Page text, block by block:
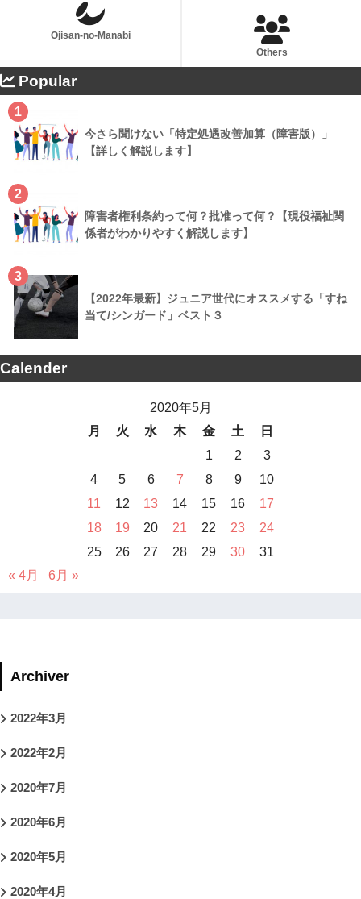
Ojisan-no-Manabi
Others
Popular
1
今さら聞けない「特定処遇改善加算（障害版）」
【詳しく解説します】
2
障害者権利条約って何？批准って何？【現役福祉関
係者がわかりやすく解説します】
3
【2022年最新】ジュニア世代にオススメする「すね
当て/シンガード」ベスト３
Calender
2020年5月
月
火 水 木 金 土
日
1
2
3
4
5 6 7 8 9
10
11
12 13 14 15 16
17
18
19 20 21 22 23
24
25
26 27 28 29 30
31
« 4月
6月 »
Archiver
2022年3月
2022年2月
2020年7月
2020年6月
2020年5月
2020年4月